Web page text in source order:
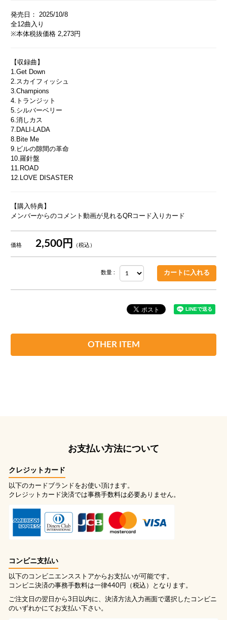
発売日： 2025/10/8
全12曲入り
※本体税抜価格 2,273円
【収録曲】
1.Get Down
2.スカイフィッシュ
3.Champions
4.トランジット
5.シルバーベリー
6.消しカス
7.DALI-LADA
8.Bite Me
9.ビルの隙間の革命
10.羅針盤
11.ROAD
12.LOVE DISASTER
【購入特典】
メンバーからのコメント動画が見れるQRコード入りカード
価格 2,500円 （税込）
数量 :
OTHER ITEM
お支払い方法について
クレジットカード
以下のカードブランドをお使い頂けます。
クレジットカード決済では事務手数料は必要ありません。
コンビニ支払い
以下のコンビニエンスストアからお支払いが可能です。
コンビニ決済の事務手数料は一律440円（税込）となります。
ご注文日の翌日から3日以内に、決済方法入力画面で選択したコンビニ
のいずれかにてお支払い下さい。